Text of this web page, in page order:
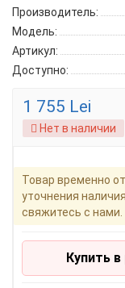
Производитель:
Модель:
Артикул:
Доступно:
1 755 Lei
Нет в наличии
Товар временно
уточнения
свяжитесь с нами.
Купить в